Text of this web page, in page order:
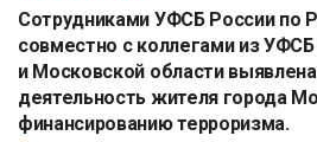
Сотрудниками УФСБ России по
совместно с коллегами из
и Московской области
деятельность жителя города
финансированию терроризма.